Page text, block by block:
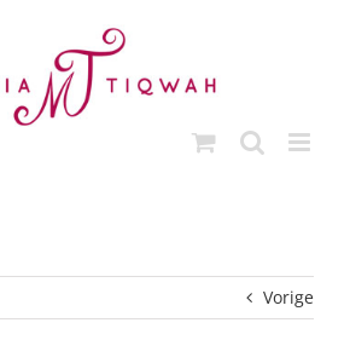
Vorige